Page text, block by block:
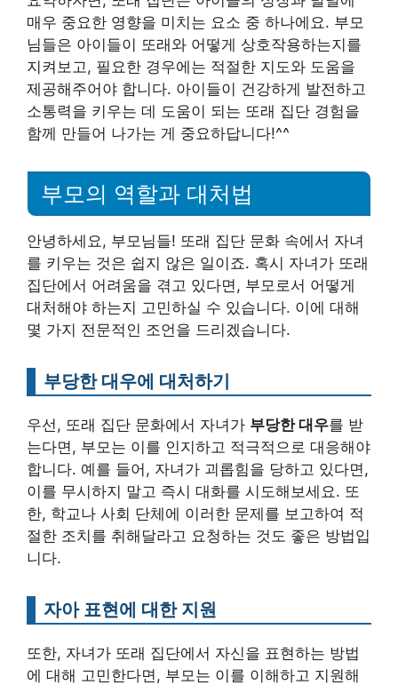
매우 중요한 영향을 미치는 요소 중 하나에요. 부모
님들은 아이들이 또래와 어떻게 상호작용하는지를
지켜보고, 필요한 경우에는 적절한 지도와 도움을
제공해주어야 합니다. 아이들이 건강하게 발전하고
소통력을 키우는 데 도움이 되는 또래 집단 경험을
함께 만들어 나가는 게 중요하답니다!^^
부모의 역할과 대처법
안녕하세요, 부모님들! 또래 집단 문화 속에서 자녀
를 키우는 것은 쉽지 않은 일이죠. 혹시 자녀가 또래
집단에서 어려움을 겪고 있다면, 부모로서 어떻게
대처해야 하는지 고민하실 수 있습니다. 이에 대해
몇 가지 전문적인 조언을 드리겠습니다.
부당한 대우에 대처하기
우선, 또래 집단 문화에서 자녀가 부당한 대우를 받
는다면, 부모는 이를 인지하고 적극적으로 대응해야
합니다. 예를 들어, 자녀가 괴롭힘을 당하고 있다면,
이를 무시하지 말고 즉시 대화를 시도해보세요. 또
한, 학교나 사회 단체에 이러한 문제를 보고하여 적
절한 조치를 취해달라고 요청하는 것도 좋은 방법입
니다.
자아 표현에 대한 지원
또한, 자녀가 또래 집단에서 자신을 표현하는 방법
에 대해 고민한다면, 부모는 이를 이해하고 지원해